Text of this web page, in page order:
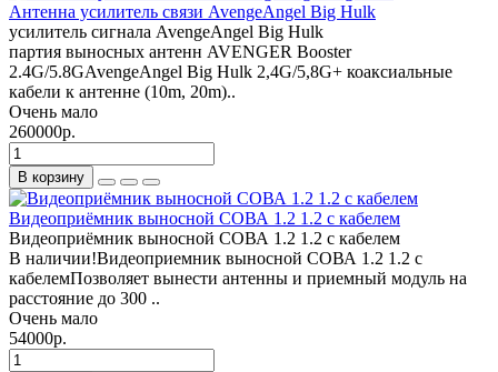
Антенна усилитель связи AvengeAngel Big Hulk
усилитель сигнала AvengeAngel Big Hulk
партия выносных антенн AVENGER Booster
2.4G/5.8GAvengeAngel Big Hulk 2,4G/5,8G+ коаксиальные
кабели к антенне (10m, 20m)..
Очень мало
260000р.
В корзину
Видеоприёмник выносной СОВА 1.2 1.2 с кабелем
Видеоприёмник выносной СОВА 1.2 1.2 с кабелем
В наличии!Видеоприемник выносной СОВА 1.2 1.2 с
кабелемПозволяет вынести антенны и приемный модуль на
расстояние до 300 ..
Очень мало
54000р.